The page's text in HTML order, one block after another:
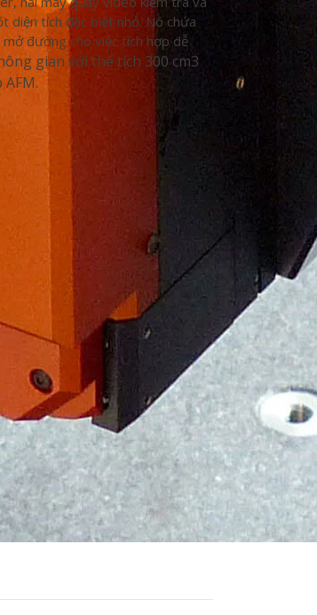
diện tích đặc biệt nhỏ. Nó chứa
đường cho việc tích hợp dễ
gian với thể tích 300 cm3